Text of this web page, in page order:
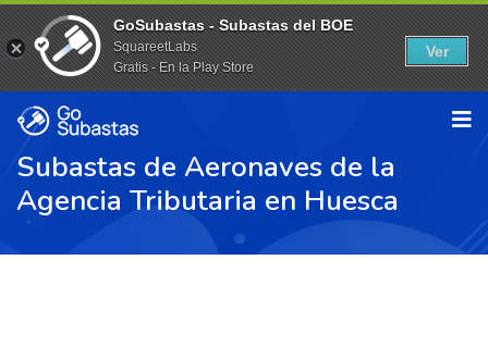
Subastas de Aeronaves de la
Agencia Tributaria en Huesca
GoSubastas - Subastas del BOE
SquareetLabs
Gratis - En la Play Store
Ver